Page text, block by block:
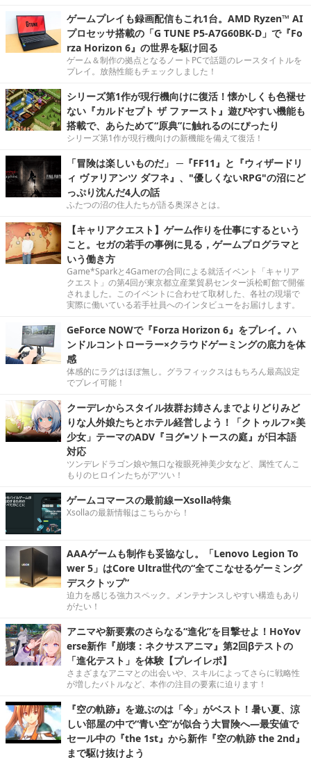
ゲームプレイも録画配信もこれ1台。AMD Ryzen™ AI
プロセッサ搭載の「G TUNE P5-A7G60BK-D」で『Fo
rza Horizon 6』の世界を駆け回る
ゲーム＆制作の拠点となるノートPCで話題のレースタイトルを
プレイ。放熱性能もチェックしました！
シリーズ第1作が現行機向けに復活！懐かしくも色褪せ
ない『カルドセプト ザ ファースト』遊びやすい機能も
搭載で、あらためて“原典”に触れるのにぴったり
シリーズ第1作が現行機向けの新機能を備えて復活！
「冒険は楽しいものだ」 ─『FF11』と『ウィザードリ
ィ ヴァリアンツ ダフネ』、"優しくないRPG"の沼にど
っぷり沈んだ4人の話
ふたつの沼の住人たちが語る奥深さとは。
【キャリアクエスト】ゲーム作りを仕事にするという
こと。セガの若手の事例に見る，ゲームプログラマと
いう働き方
Game*Sparkと4Gamerの合同による就活イベント「キャリア
クエスト」の第4回が東京都立産業貿易センター浜松町館で開催
されました。このイベントに合わせて取材した、各社の現場で
実際に働いている若手社員へのインタビューをお届けします。
GeForce NOWで『Forza Horizon 6』をプレイ。ハ
ンドルコントローラー×クラウドゲーミングの底力を体
感
体感的にラグはほぼ無し。グラフィックスはもちろん最高設定
でプレイ可能！
クーデレからスタイル抜群お姉さんまでよりどりみど
りな人外娘たちとホテル経営しよう！「クトゥルフ×美
少女」テーマのADV『ヨグ=ソトースの庭』が日本語
対応
ツンデレドラゴン娘や無口な複眼死神美少女など、属性てんこ
もりのヒロインたちがアツい！
ゲームコマースの最前線ーXsolla特集
Xsollaの最新情報はこちらから！
AAAゲームも制作も妥協なし。「Lenovo Legion To
wer 5」はCore Ultra世代の“全てこなせるゲーミング
デスクトップ”
迫力を感じる強力スペック。メンテナンスしやすい構造もあり
がたい！
アニマや新要素のさらなる“進化”を目撃せよ！HoYov
erse新作『崩壊：ネクサスアニマ』第2回βテストの
「進化テスト」を体験【プレイレポ】
さまざまなアニマとの出会いや、スキルによってさらに戦略性
が増したバトルなど、本作の注目の要素に迫ります！
『空の軌跡』を遊ぶのは「今」がベスト！暑い夏、涼
しい部屋の中で“青い空”が似合う大冒険へ―最安値で
セール中の『the 1st』から新作『空の軌跡 the 2nd』
まで駆け抜けよう